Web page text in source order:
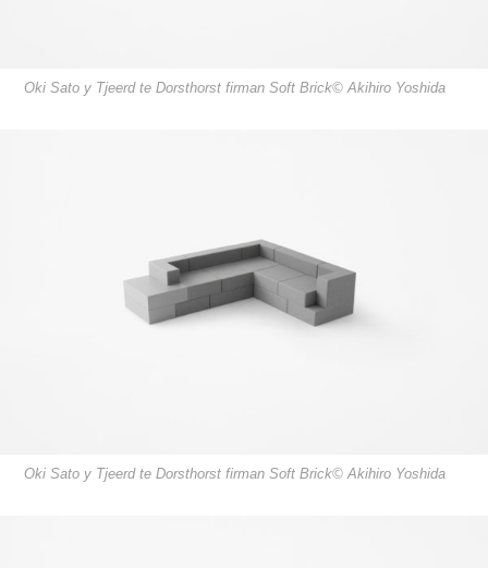
Oki Sato y Tjeerd te Dorsthorst firman Soft Brick© Akihiro Yoshida
Oki Sato y Tjeerd te Dorsthorst firman Soft Brick© Akihiro Yoshida